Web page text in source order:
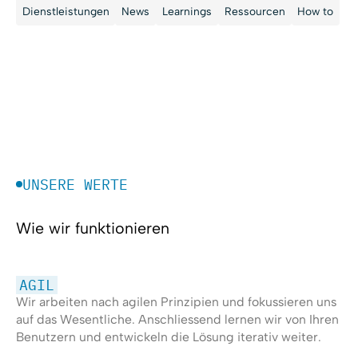
Dienstleistungen News Learnings Ressourcen How to
UNSERE WERTE
Wie wir funktionieren
AGIL
Wir arbeiten nach agilen Prinzipien und fokussieren uns
auf das Wesentliche. Anschliessend lernen wir von Ihren
Benutzern und entwickeln die Lösung iterativ weiter.